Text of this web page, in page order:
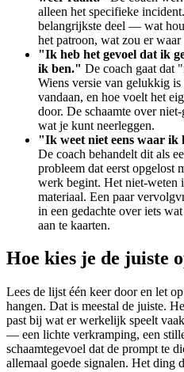
alleen het specifieke
belangrijkste deel — wat
het patroon, wat zou er
"Ik heb het gevoel dat ik
ik ben." De coach gaat dat
Wiens versie van gelukkig
vandaan, en hoe voelt het
door. De schaamte over
wat je kunt neerleggen.
"Ik weet niet eens waar ik
De coach behandelt dit als
probleem dat eerst opgelost
werk begint. Het niet-weten
materiaal. Een paar
in een gedachte over iets
aan te kaarten.
Hoe kies je de juiste
Lees de lijst één keer door en let
hangen. Dat is meestal de juiste.
past bij wat er werkelijk speelt
— een lichte verkramping, een
schaamtegevoel dat de prompt te
allemaal goede signalen. Het ding